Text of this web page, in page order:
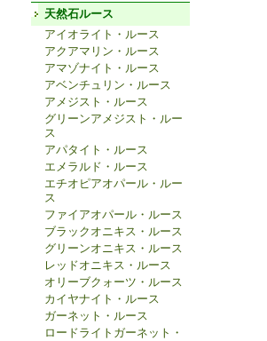
天然石ルース
アイオライト・ルース
アクアマリン・ルース
アマゾナイト・ルース
アベンチュリン・ルース
アメジスト・ルース
グリーンアメジスト・ルー
ス
アパタイト・ルース
エメラルド・ルース
エチオピアオパール・ルー
ス
ファイアオパール・ルース
ブラックオニキス・ルース
グリーンオニキス・ルース
レッドオニキス・ルース
オリーブクォーツ・ルース
カイヤナイト・ルース
ガーネット・ルース
ロードライトガーネット・